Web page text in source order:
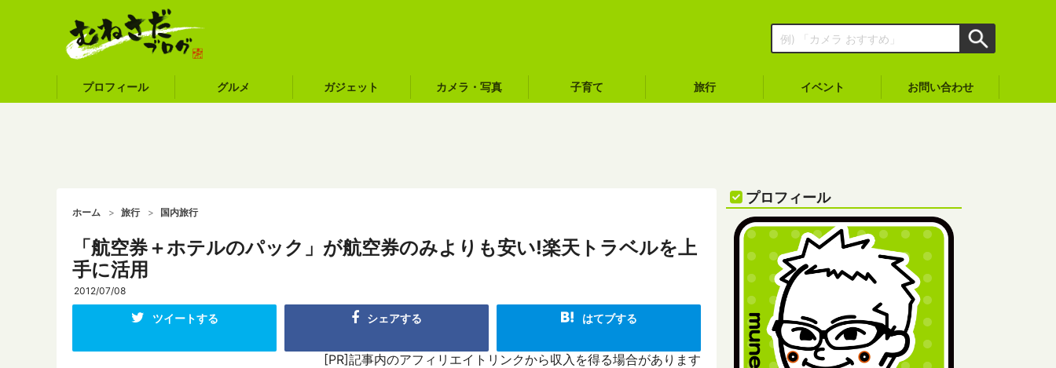
プロフィール グルメ ガジェット カメラ・写真 子育て 旅行 イベント お問い合わせ
ホーム 旅行 国内旅行
「航空券＋ホテルのパック」が航空券のみよりも安い!楽天トラベルを上
手に活用
2012/07/08
ツイートする シェアする はてブする
[PR]記事内のアフィリエイトリンクから収入を得る場合があります
プロフィール